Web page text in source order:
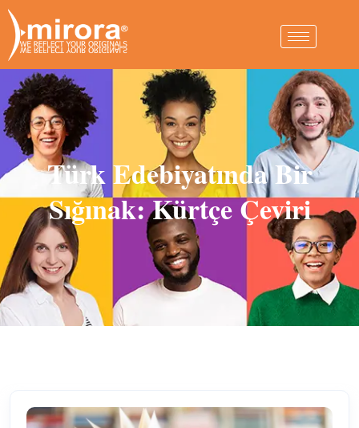
Türk Edebiyatında Bir
Sığınak: Kürtçe Çeviri